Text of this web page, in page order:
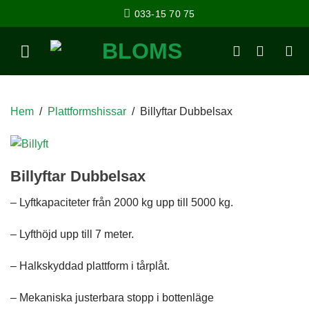
033-15 70 75
Hem / Plattformshissar / Billyftar Dubbelsax
Billyftar Dubbelsax
– Lyftkapaciteter från 2000 kg upp till 5000 kg.
– Lyfthöjd upp till 7 meter.
– Halkskyddad plattform i tårplåt.
– Mekaniska justerbara stopp i bottenläge